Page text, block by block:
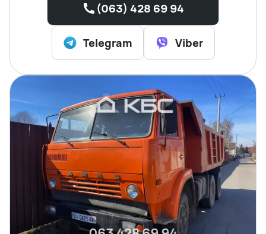
(063) 428 69 94
Telegram Viber